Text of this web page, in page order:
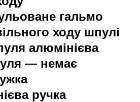
гальмо
ходу шпулі
алюмінієва
— немає
ручка